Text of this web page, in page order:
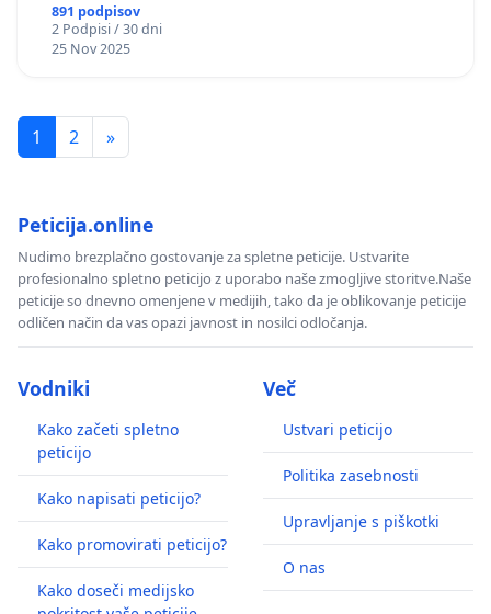
891 podpisov
2 Podpisi / 30 dni
25 Nov 2025
1 2 »
Peticija.online
Nudimo brezplačno gostovanje za spletne peticije. Ustvarite
profesionalno spletno peticijo z uporabo naše zmogljive storitve.Naše
peticije so dnevno omenjene v medijih, tako da je oblikovanje peticije
odličen način da vas opazi javnost in nosilci odločanja.
Vodniki
Kako začeti spletno
peticijo
Kako napisati peticijo?
Kako promovirati peticijo?
Kako doseči medijsko
Več
Ustvari peticijo
Politika zasebnosti
Upravljanje s piškotki
O nas